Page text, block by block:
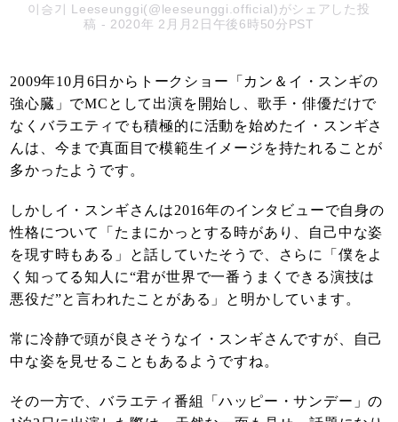
이승기 Leeseunggi(@leeseunggi.official)がシェアした投
稿 - 2020年 2月月2日午後6時50分PST
2009年10月6日からトークショー「カン＆イ・スンギの
強心臓」でMCとして出演を開始し、歌手・俳優だけで
なくバラエティでも積極的に活動を始めたイ・スンギさ
んは、今まで真面目で模範生イメージを持たれることが
多かったようです。
しかしイ・スンギさんは2016年のインタビューで自身の
性格について「たまにかっとする時があり、自己中な姿
を現す時もある」と話していたそうで、さらに「僕をよ
く知ってる知人に“君が世界で一番うまくできる演技は
悪役だ”と言われたことがある」と明かしています。
常に冷静で頭が良さそうなイ・スンギさんですが、自己
中な姿を見せることもあるようですね。
その一方で、バラエティ番組「ハッピー・サンデー」の